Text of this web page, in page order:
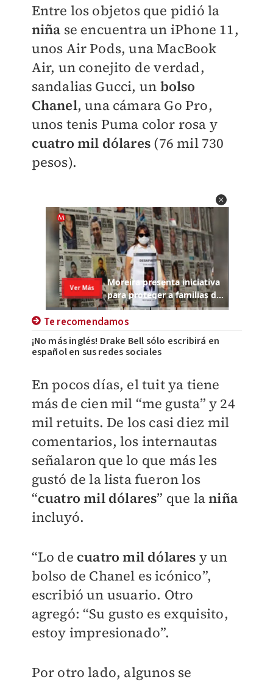
Entre los objetos que pidió la
niña se encuentra un iPhone 11,
unos Air Pods, una MacBook
Air, un conejito de verdad,
sandalias Gucci, un bolso
Chanel, una cámara Go Pro,
unos tenis Puma color rosa y
cuatro mil dólares (76 mil 730
pesos).
Te recomendamos
¡No más inglés! Drake Bell sólo escribirá en
español en sus redes sociales
En pocos días, el tuit ya tiene
más de cien mil “me gusta” y 24
mil retuits. De los casi diez mil
comentarios, los internautas
señalaron que lo que más les
gustó de la lista fueron los
“cuatro mil dólares” que laniña
incluyó.
“Lo de cuatro mil dólares y un
bolso de Chanel es icónico”,
escribió un usuario. Otro
agregó: “Su gusto es exquisito,
estoy impresionado”.
Por otro lado, algunos se